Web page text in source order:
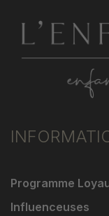
Programme
Influenceuses